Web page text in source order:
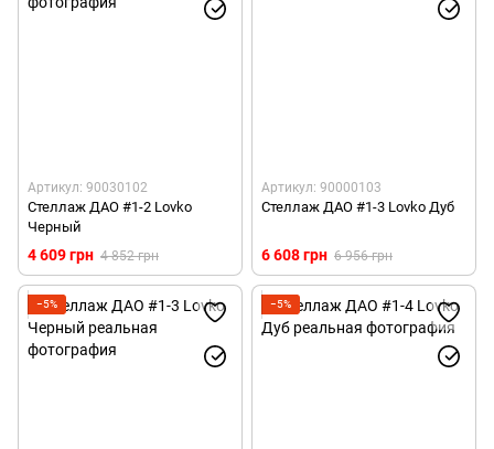
Артикул: 90030102
Стеллаж ДАО #1-2 Lovko
Черный
4 609 грн 4 852 грн
Артикул: 90000103
Стеллаж ДАО #1-3 Lovko Дуб
6 608 грн 6 956 грн
−5% −5%